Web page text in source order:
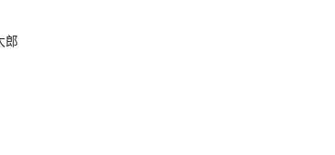
做饭，一起享用，彼此填补着内心的空缺。“只是一起吃顿
郎